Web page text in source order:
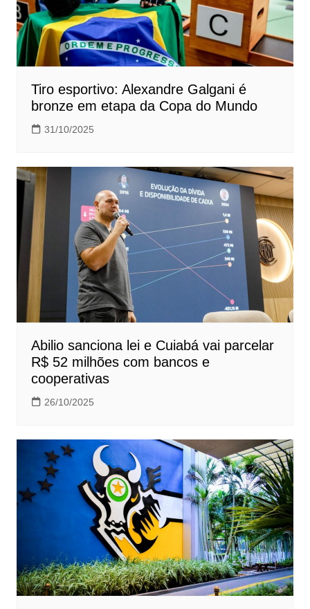
Tiro esportivo: Alexandre Galgani é
bronze em etapa da Copa do Mundo
31/10/2025
Abilio sanciona lei e Cuiabá vai parcelar
R$ 52 milhões com bancos e
cooperativas
26/10/2025